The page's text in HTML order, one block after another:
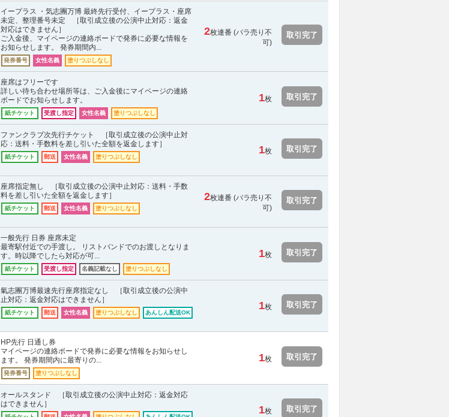
イープラス ・気志團万博 最終先行受付、イープラス・座席
未定、整理番号未定 ［取引成立後の公演中止対応：返金
対応はできません］
ご入金後、マイページの連絡ボードで発券に必要な情報を
お知らせします。 発券期間内...
発券番号 女性名義 塗りつぶしなし
2枚連番 (バラ売り不
可)
取引完了
座席はフリーです
詳しい待ち合わせ場所等は、ご入金後にマイページの連絡
ボードでお知らせします。
紙チケット 受渡し指定 女性名義 塗りつぶしなし
1枚 取引完了
ファンクラブ次先行チケット ［取引成立後の公演中止対
応：送料・手数料を差し引いた全額を返金します］
紙チケット 郵送 女性名義 塗りつぶしなし
1枚 取引完了
座席指定無し ［取引成立後の公演中止対応：送料・手数
料を差し引いた全額を返金します］
紙チケット 郵送 女性名義 塗りつぶしなし
2枚連番 (バラ売り不
可)
取引完了
一般先行 日券 座席未定
最寄駅付近での手渡し。 リストバンドでのお渡しとなりま
す。時以降でしたら対応が可...
紙チケット 受渡し指定 名義記載なし 塗りつぶしなし
1枚 取引完了
氣志團万博最速先行座席指定なし ［取引成立後の公演中
止対応：返金対応はできません］
紙チケット 郵送 女性名義 塗りつぶしなし あんしん配送OK
1枚 取引完了
HP先行 日通し券
マイページの連絡ボードで発券に必要な情報をお知らせし
ます。 発券期間内に最寄りの...
発券番号 塗りつぶしなし
1枚 取引完了
オールスタンド ［取引成立後の公演中止対応：返金対応
はできません］
1枚 取引完了